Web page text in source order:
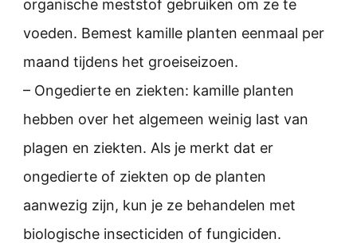
organische meststof gebruiken om ze te
voeden. Bemest kamille planten eenmaal per
maand tijdens het groeiseizoen.
– Ongedierte en ziekten: kamille planten
hebben over het algemeen weinig last van
plagen en ziekten. Als je merkt dat er
ongedierte of ziekten op de planten
aanwezig zijn, kun je ze behandelen met
biologische insecticiden of fungiciden.